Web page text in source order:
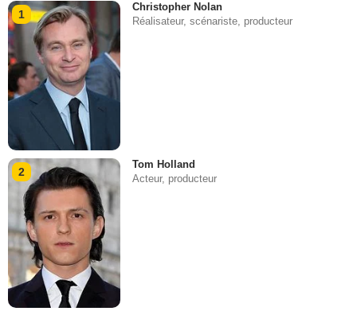
1
Christopher Nolan
Réalisateur, scénariste, producteur
2
Tom Holland
Acteur, producteur